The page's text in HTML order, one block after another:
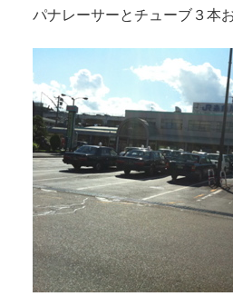
パナレーサーとチューブ３本